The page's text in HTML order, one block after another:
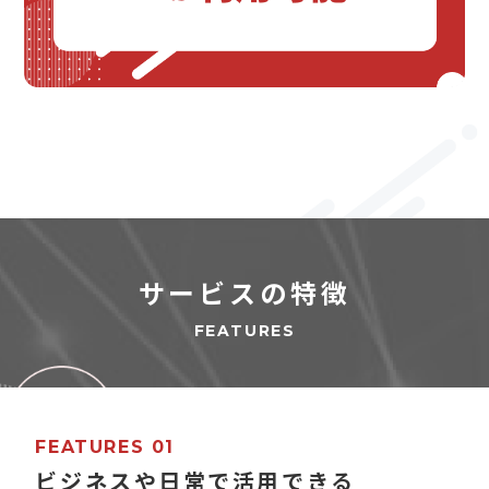
サービスの特徴
FEATURES
FEATURES 01
ビジネスや日常で活用できる